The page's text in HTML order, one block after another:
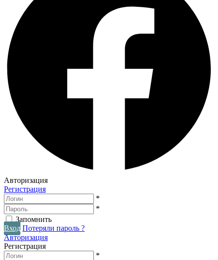
Авторизация
Регистрация
*
*
Запомнить
Вход Потеряли пароль ?
Авторизация
Регистрация
*